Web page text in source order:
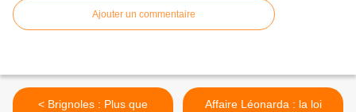
Ajouter un commentaire
< Brignoles : Plus que
Affaire Léonarda : la loi